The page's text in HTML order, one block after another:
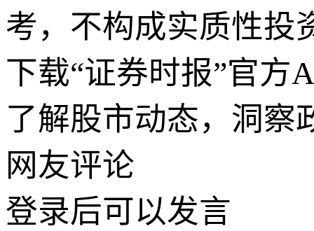
考，不构成实质性投
下载“证券时报”官方
了解股市动态，洞察
网友评论
登录后可以发言